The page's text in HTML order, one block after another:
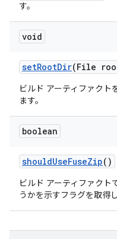
す。
void
setRootDir(File
ビルド アーティファクト
ます。
boolean
shouldUseFuseZip()
ビルド アーティファク
うかを示すフラグを取得し